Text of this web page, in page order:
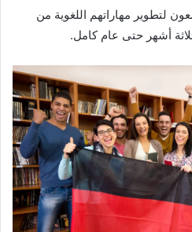
لتطوير مهاراتهم اللغوية من
أشهر حتى عام كامل.